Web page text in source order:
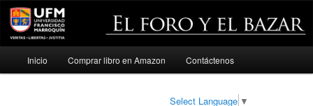
Ir
Inicio Comprar libro en Amazon Contáctenos
Select Language ▼